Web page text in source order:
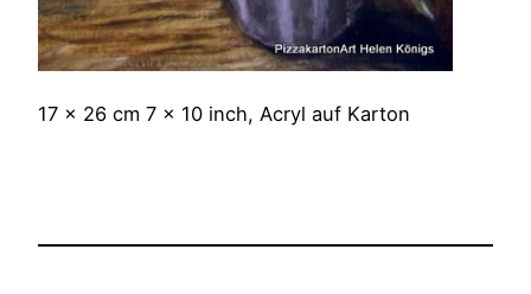
17 x 26 cm 7 x 10 inch, Acryl auf Karton